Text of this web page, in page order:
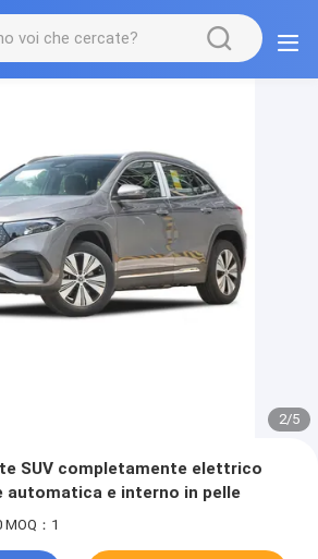
2/5
SUV completamente elettrico
automatica e interno in pelle
MOQ：1